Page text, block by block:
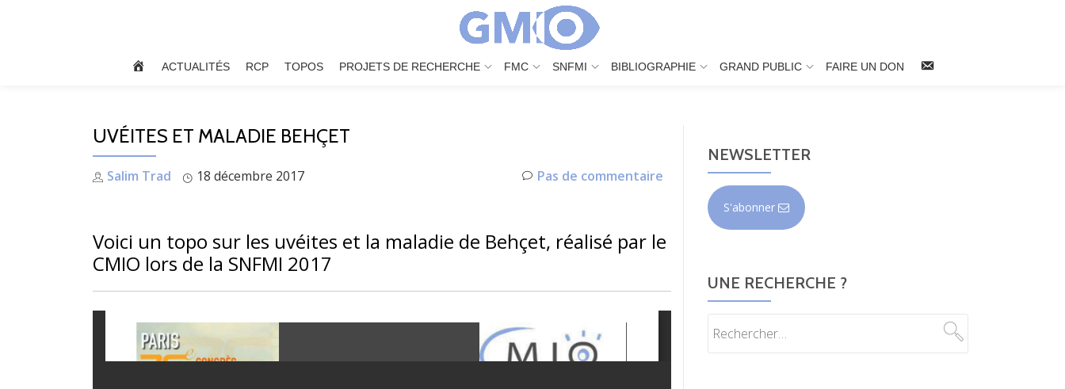
ACCUEIL
ACTUALITÉS RCP TOPOS PROJETS DE RECHERCHE FMC SNFMI BIBLIOGRAPHIE GRAND PUBLIC FAIRE UN DON
NOUS
UVÉITES ET MALADIE BEHÇET
Salim Trad 18 décembre 2017 Pas de commentaire
Voici un topo sur les uvéites et la maladie de Behçet, réalisé par le
CMIO lors de la SNFMI 2017
NEWSLETTER
S'abonner
UNE RECHERCHE ?